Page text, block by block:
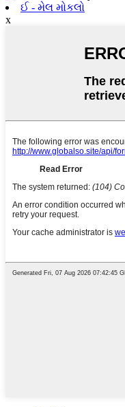
ઈ - મેલ મોકલો
x